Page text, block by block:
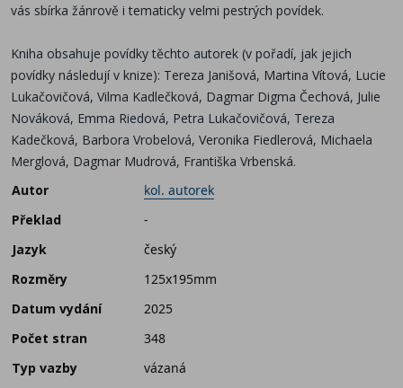
vás sbírka žánrově i tematicky velmi pestrých povídek.
Kniha obsahuje povídky těchto autorek (v pořadí, jak jejich
povídky následují v knize): Tereza Janišová, Martina Vítová, Lucie
Lukačovičová, Vilma Kadlečková, Dagmar Digma Čechová, Julie
Nováková, Emma Riedová, Petra Lukačovičová, Tereza
Kadečková, Barbora Vrobelová, Veronika Fiedlerová, Michaela
Merglová, Dagmar Mudrová, Františka Vrbenská.
Autor
kol. autorek
Překlad
-
Jazyk
český
Rozměry
125x195mm
Datum vydání
2025
Počet stran
348
Typ vazby
vázaná